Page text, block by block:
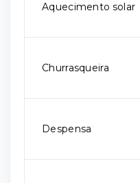
Aquecimento solar
Churrasqueira
Despensa